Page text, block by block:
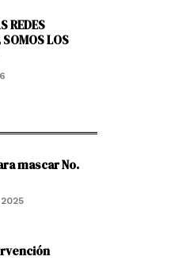
REDES
LOS
mascar No.